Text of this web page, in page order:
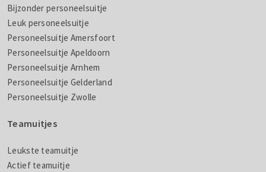
Bijzonder personeelsuitje
Leuk personeelsuitje
Personeelsuitje Amersfoort
Personeelsuitje Apeldoorn
Personeelsuitje Arnhem
Personeelsuitje Gelderland
Personeelsuitje Zwolle
Teamuitjes
Leukste teamuitje
Actief teamuitje